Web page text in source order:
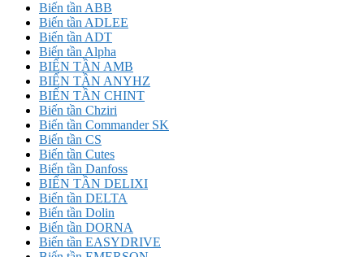
Biến tần ABB
Biến tần ADLEE
Biến tần ADT
Biến tần Alpha
BIẾN TẦN AMB
BIẾN TẦN ANYHZ
BIẾN TẦN CHINT
Biến tần Chziri
Biến tần Commander SK
Biến tần CS
Biến tần Cutes
Biến tần Danfoss
BIẾN TẦN DELIXI
Biến tần DELTA
Biến tần Dolin
Biến tần DORNA
Biến tần EASYDRIVE